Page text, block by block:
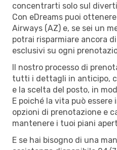
concentrarti solo sul
Con eDreams puoi
Airways (AZ) e, se sei un
potrai risparmiare ancora
esclusivi su ogni
Il nostro processo di
tutti i dettagli in anticipo,
e la scelta del posto, in
E poiché la vita può
opzioni di prenotazione e
mantenere i tuoi piani
E se hai bisogno di una